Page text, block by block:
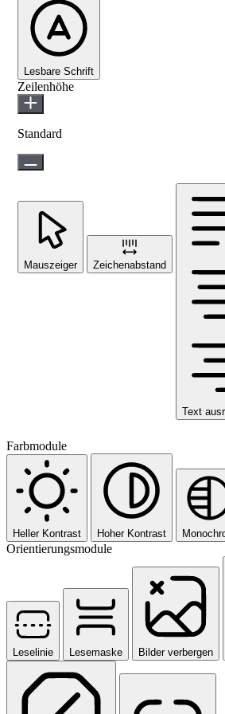
Lesbare Schrift
Zeilenhöhe
Standard
Mauszeiger Zeichenabstand
Text
Farbmodule
Heller Kontrast Hoher Kontrast
Orientierungsmodule
Leselinie Lesemaske Bilder verbergen